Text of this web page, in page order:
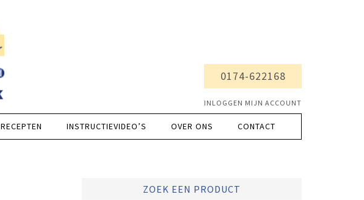
0174-622168
INLOGGEN MIJN ACCOUNT
RECEPTEN INSTRUCTIEVIDEO’S OVER ONS CONTACT
ZOEK EEN PRODUCT